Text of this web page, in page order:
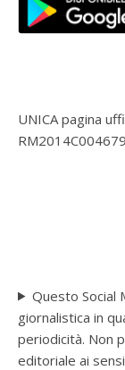
UNICA pagina
RM2014C004679
Questo Social
giornalistica in
periodicità. Non
editoriale ai